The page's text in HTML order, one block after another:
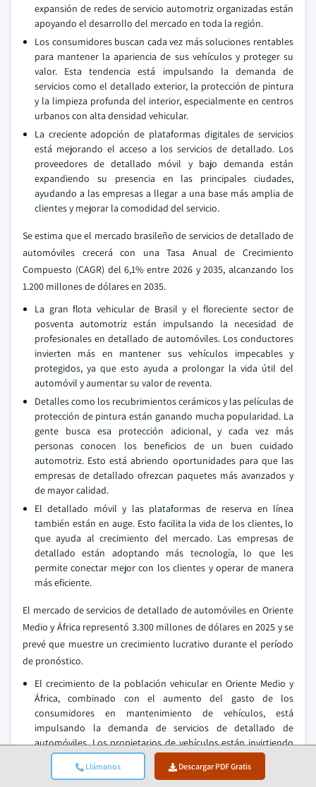
Llámanos Descargar PDF Gratis
expansión de redes de servicio automotriz organizadas están
apoyando el desarrollo del mercado en toda la región.
Los consumidores buscan cada vez más soluciones rentables
para mantener la apariencia de sus vehículos y proteger su
valor. Esta tendencia está impulsando la demanda de
servicios como el detallado exterior, la protección de pintura
y la limpieza profunda del interior, especialmente en centros
urbanos con alta densidad vehicular.
La creciente adopción de plataformas digitales de servicios
está mejorando el acceso a los servicios de detallado. Los
proveedores de detallado móvil y bajo demanda están
expandiendo su presencia en las principales ciudades,
ayudando a las empresas a llegar a una base más amplia de
clientes y mejorar la comodidad del servicio.
Se estima que el mercado brasileño de servicios de detallado de
automóviles crecerá con una Tasa Anual de Crecimiento
Compuesto (CAGR) del 6,1% entre 2026 y 2035, alcanzando los
1.200 millones de dólares en 2035.
La gran flota vehicular de Brasil y el floreciente sector de
posventa automotriz están impulsando la necesidad de
profesionales en detallado de automóviles. Los conductores
invierten más en mantener sus vehículos impecables y
protegidos, ya que esto ayuda a prolongar la vida útil del
automóvil y aumentar su valor de reventa.
Detalles como los recubrimientos cerámicos y las películas de
protección de pintura están ganando mucha popularidad. La
gente busca esa protección adicional, y cada vez más
personas conocen los beneficios de un buen cuidado
automotriz. Esto está abriendo oportunidades para que las
empresas de detallado ofrezcan paquetes más avanzados y
de mayor calidad.
El detallado móvil y las plataformas de reserva en línea
también están en auge. Esto facilita la vida de los clientes, lo
que ayuda al crecimiento del mercado. Las empresas de
detallado están adoptando más tecnología, lo que les
permite conectar mejor con los clientes y operar de manera
más eficiente.
El mercado de servicios de detallado de automóviles en Oriente
Medio y África representó 3.300 millones de dólares en 2025 y se
prevé que muestre un crecimiento lucrativo durante el período
de pronóstico.
El crecimiento de la población vehicular en Oriente Medio y
África, combinado con el aumento del gasto de los
consumidores en mantenimiento de vehículos, está
impulsando la demanda de servicios de detallado de
automóviles. Los propietarios de vehículos están invirtiendo
más en preservar la apariencia de sus autos y protegerlos de
las duras condiciones ambientales.